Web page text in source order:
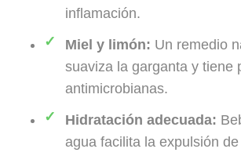
inflamación.
Miel y limón: Un remedio
suaviza la garganta y tiene
antimicrobianas.
Hidratación adecuada:
agua facilita la expulsión